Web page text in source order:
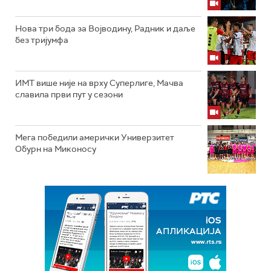
Нова три бода за Војводину, Радник и даље
без тријумфа
ИМТ више није на врху Суперлиге, Мачва
славила први пут у сезони
Мега победили амерички Универзитет
Обурн на Миконосу